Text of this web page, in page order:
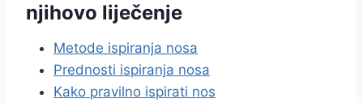
njihovo liječenje
Metode ispiranja nosa
Prednosti ispiranja nosa
Kako pravilno ispirati nos